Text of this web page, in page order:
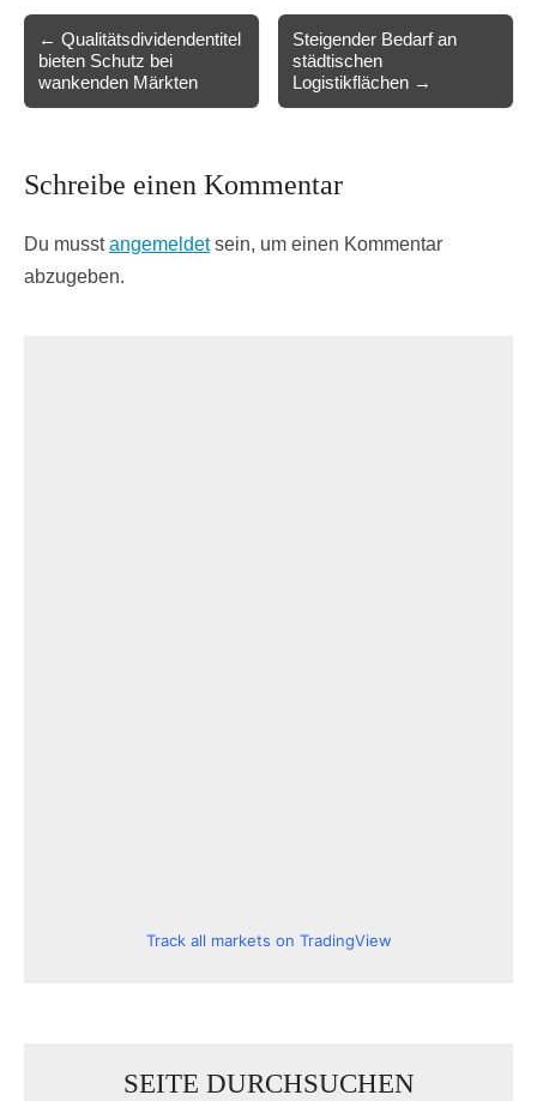
Post
navigation
← Qualitätsdividendentitel
bieten Schutz bei
wankenden Märkten
Steigender Bedarf an
städtischen
Logistikflächen →
Schreibe einen Kommentar
Du musstangemeldetsein, um einen Kommentar
abzugeben.
Track all markets on TradingView
SEITE DURCHSUCHEN